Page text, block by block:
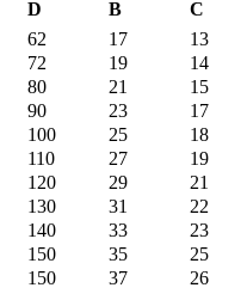
D B C
62 17 13
72 19 14
80 21 15
90 23 17
100 25 18
110 27 19
120 29 21
130 31 22
140 33 23
150 35 25
150 37 26